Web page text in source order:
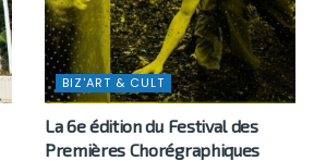
BIZ'ART & CULT
La 6e édition du Festival des
Premières Chorégraphiques